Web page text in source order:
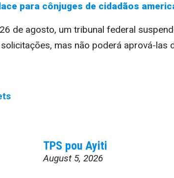
para cônjuges de cidadãos
de agosto, um tribunal federal
solicitações, mas não poderá aprová-
TPS pou Ayiti
August 5, 2026